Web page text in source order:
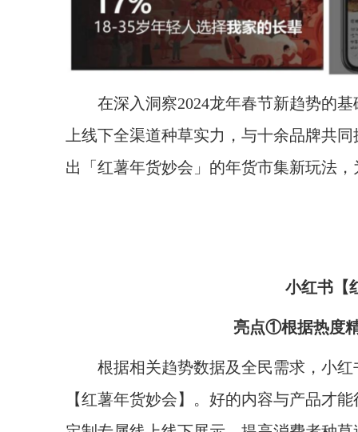
在深入洞察2024龙年春节新趋势的
上线下全渠道种草实力，与十余品牌共
出「红薯年货妙会」的年货市集新玩法
小红书
亮点①根据热度
根据相关趋势数据及全民需求，小
【红薯年货妙会】。好的内容与产品才